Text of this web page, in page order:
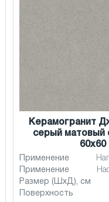
Керамогранит
серый матовый
60x60
Применение
Применение
Размер (ШхД), см
Поверхность